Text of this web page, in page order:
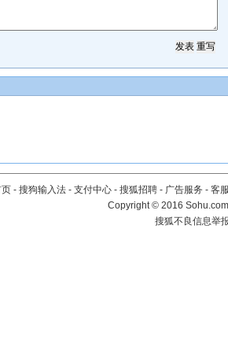
- 搜狗输入法 - 支付中心 - 搜狐招聘 - 广告服务 - 客
Copyright©2016
搜狐不良信息举